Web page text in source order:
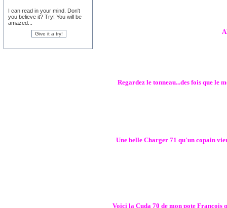
I can read in your mind. Don't
you believe it? Try! You will be
amazed...
Regardez le tonneau...des fois que le
Une belle Charger 71 qu'un copain
Voici la Cuda 70 de mon pote